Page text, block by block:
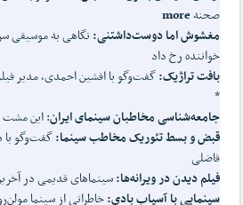
صحنهmore
مغشوش اما دوست‌داشتنی: نگاهی به موسیقی
خواننده رخ داد
بافت تراژیک:گفت‌وگو با افشین احمدی، مدیر
*
جامعهشناسی مخاطبان سینمای ایران: این مشت
قبض و بسط تئوریک مخاطب سینما:گفت‌وگو با
فاضلی
فیلم دیدن در ویرانه‌ها:سینماهای قدیمی در
سینمایی با آسیاب بادی:خاطراتی از سینما